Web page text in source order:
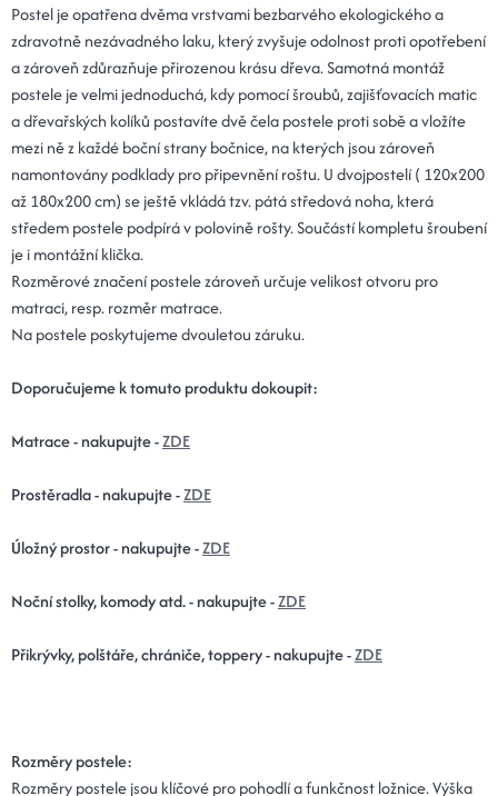
Postel je opatřena dvěma vrstvami bezbarvého ekologického a
zdravotně nezávadného laku, který zvyšuje odolnost proti opotřebení
a zároveň zdůrazňuje přirozenou krásu dřeva. Samotná montáž
postele je velmi jednoduchá, kdy pomocí šroubů, zajišťovacích matic
a dřevařských kolíků postavíte dvě čela postele proti sobě a vložíte
mezi ně z každé boční strany bočnice, na kterých jsou zároveň
namontovány podklady pro připevnění roštu. U dvojpostelí ( 120x200
až 180x200 cm) se ještě vkládá tzv. pátá středová noha, která
středem postele podpírá v polovině rošty. Součástí kompletu šroubení
je i montážní klička.
Rozměrové značení postele zároveň určuje velikost otvoru pro
matraci, resp. rozměr matrace.
Na postele poskytujeme dvouletou záruku.
Doporučujeme k tomuto produktu dokoupit:
Matrace - nakupujte -ZDE
Prostěradla - nakupujte -ZDE
Úložný prostor - nakupujte -ZDE
Noční stolky, komody atd. - nakupujte -ZDE
Přikrývky, polštáře, chrániče, toppery - nakupujte -ZDE
Rozměry postele:
Rozměry postele jsou klíčové pro pohodlí a funkčnost ložnice. Výška